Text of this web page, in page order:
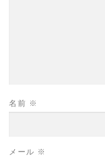
名前 ※
メール ※